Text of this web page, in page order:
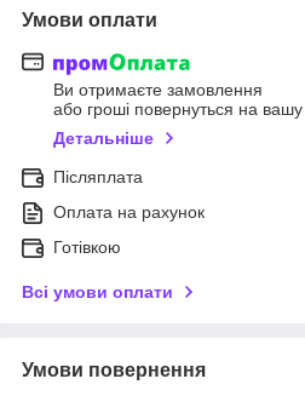
Умови оплати
Ви отримаєте замовлення
або гроші повернуться на вашу
Детальніше
Післяплата
Оплата на рахунок
Готівкою
Всі умови оплати
Умови повернення